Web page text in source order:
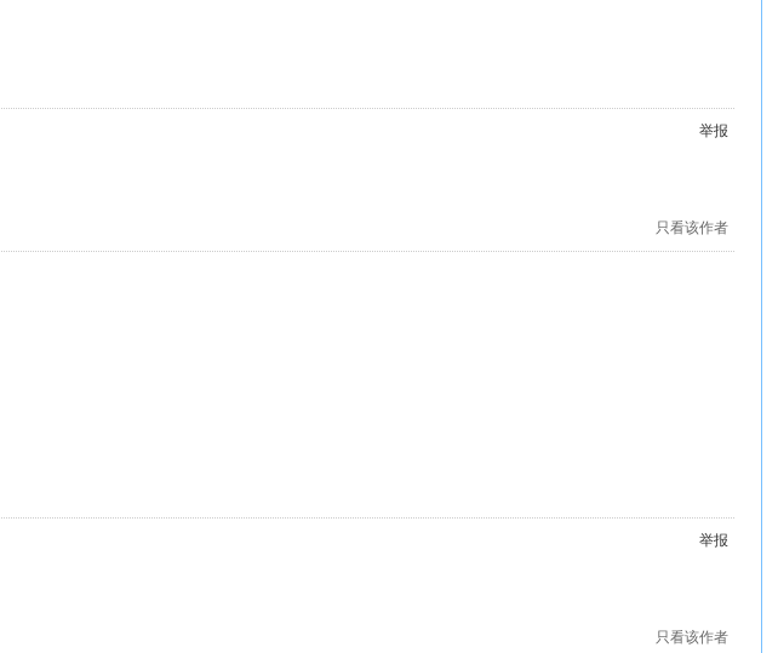
举报
只看该作者
举报
只看该作者